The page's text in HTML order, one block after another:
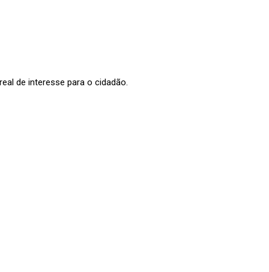
de interesse para o cidadão.